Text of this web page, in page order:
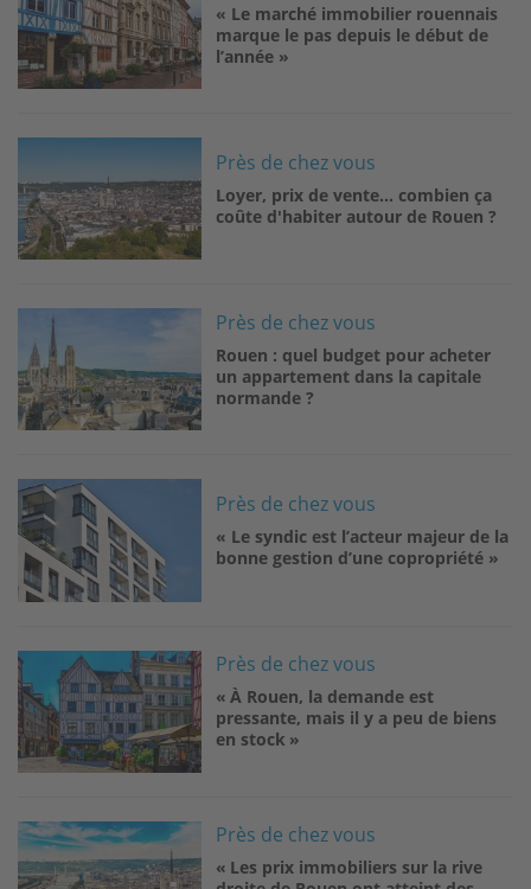
« Le marché immobilier rouennais
marque le pas depuis le début de
l’année »
Près de chez vous
Loyer, prix de vente... combien ça
coûte d'habiter autour de Rouen ?
Image Près de chez vous
Rouen : quel budget pour acheter
un appartement dans la capitale
normande ?
Image
Près de chez vous
« Le syndic est l’acteur majeur de la
bonne gestion d’une copropriété »
Image Près de chez vous
« À Rouen, la demande est
pressante, mais il y a peu de biens
en stock »
Image Près de chez vous
« Les prix immobiliers sur la rive